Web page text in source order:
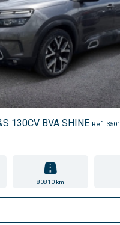
130CV BVA SHINE Ref. 3501
80810 km